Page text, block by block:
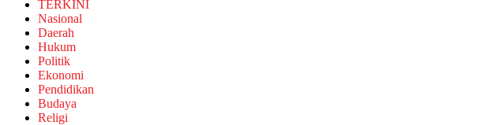
TERKINI
Nasional
Daerah
Hukum
Politik
Ekonomi
Pendidikan
Budaya
Religi